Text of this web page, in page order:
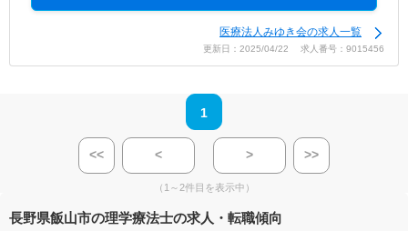
医療法人みゆき会の求人一覧
更新日：2025/04/22 求人番号：9015456
1
<< < > >>
（1～2件目を表示中）
長野県飯山市の理学療法士の求人・転職傾向